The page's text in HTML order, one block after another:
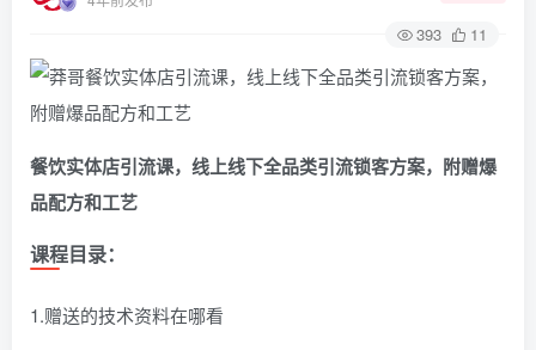
393 11
餐饮实体店引流课，线上线下全品类引流锁客方案，附赠爆
品配方和工艺
课程目录：
1.赠送的技术资料在哪看